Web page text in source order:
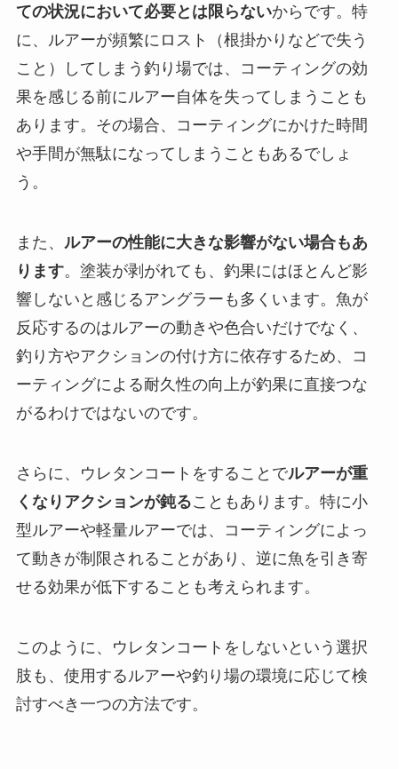
ての状況において必要とは限らないからです。特
に、ルアーが頻繁にロスト（根掛かりなどで失う
こと）してしまう釣り場では、コーティングの効
果を感じる前にルアー自体を失ってしまうことも
あります。その場合、コーティングにかけた時間
や手間が無駄になってしまうこともあるでしょ
う。
また、 ルアーの性能に大きな影響がない場合もあ
ります。塗装が剥がれても、釣果にはほとんど影
響しないと感じるアングラーも多くいます。魚が
反応するのはルアーの動きや色合いだけでなく、
釣り方やアクションの付け方に依存するため、コ
ーティングによる耐久性の向上が釣果に直接つな
がるわけではないのです。
さらに、ウレタンコートをすることでルアーが重
くなりアクションが鈍ることもあります。特に小
型ルアーや軽量ルアーでは、コーティングによっ
て動きが制限されることがあり、逆に魚を引き寄
せる効果が低下することも考えられます。
このように、ウレタンコートをしないという選択
肢も、使用するルアーや釣り場の環境に応じて検
討すべき一つの方法です。